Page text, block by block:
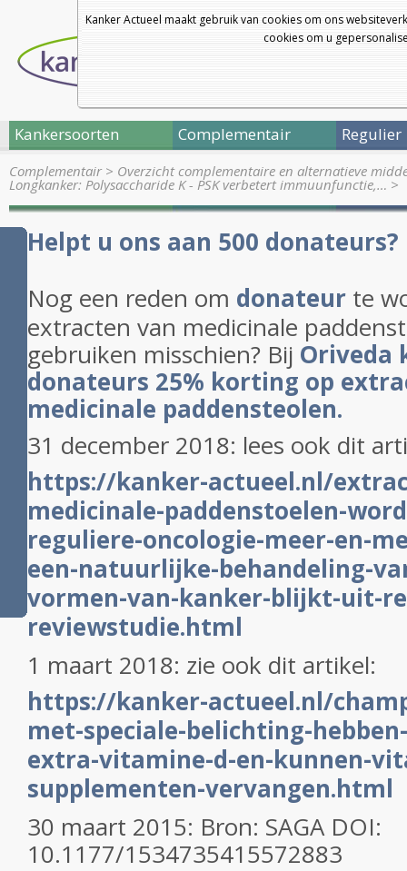
Kanker Actueel maakt gebruik van cookies om ons
cookies om u
Kankersoorten Complementair Regulier
Complementair> Overzicht complementaire en alternatieve
Longkanker: Polysaccharide K - PSK verbetert immuunfunctie,… >
Helpt u ons aan 500 donateurs?
Nog een reden om donateur te
extracten van medicinale
gebruiken misschien? Bij Oriveda
donateurs 25% korting op
medicinale paddensteolen.
31 december 2018: lees ook dit
https://kanker-actueel.nl/
medicinale-paddenstoelen-
reguliere-oncologie-meer-en-
een-natuurlijke-behandeling-
vormen-van-kanker-blijkt-uit-
reviewstudie.html
1 maart 2018: zie ook dit artikel:
https://kanker-actueel.nl/
met-speciale-belichting-
extra-vitamine-d-en-kunnen-
supplementen-vervangen.html
30 maart 2015: Bron: SAGA DOI:
10.1177/1534735415572883